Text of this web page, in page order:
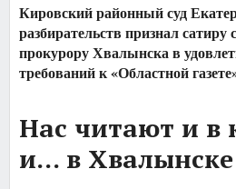
Кировский районный суд
разбирательств признал сатиру
прокурору Хвалынска в
требований к «Областной
Нас читают и в
и... в Хвалынске